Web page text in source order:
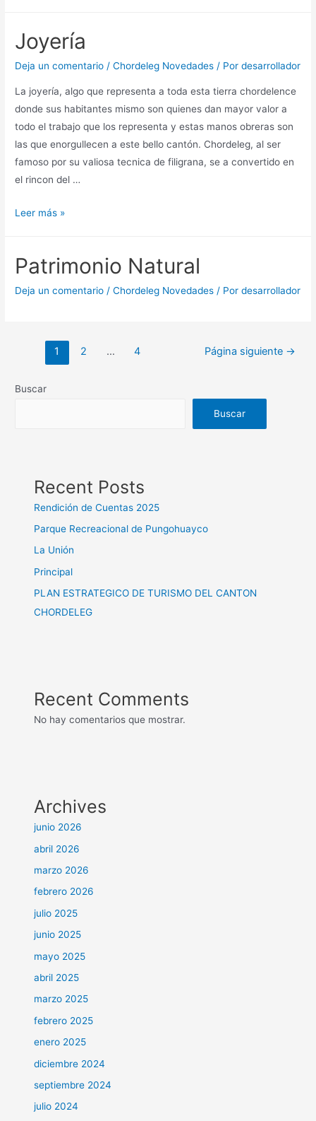
Joyería
Deja un comentario /Chordeleg Novedades / Pordesarrollador
La joyería, algo que representa a toda esta tierra chordelence
donde sus habitantes mismo son quienes dan mayor valor a
todo el trabajo que los representa y estas manos obreras son
las que enorgullecen a este bello cantón. Chordeleg, al ser
famoso por su valiosa tecnica de filigrana, se a convertido en
el rincon del …
Leer más »
Patrimonio Natural
Deja un comentario /Chordeleg Novedades / Pordesarrollador
1 2 … 4 Página siguiente →
Buscar
Buscar
Recent Posts
Rendición de Cuentas 2025
Parque Recreacional de Pungohuayco
La Unión
Principal
PLAN ESTRATEGICO DE TURISMO DEL CANTON
CHORDELEG
Recent Comments
No hay comentarios que mostrar.
Archives
junio 2026
abril 2026
marzo 2026
febrero 2026
julio 2025
junio 2025
mayo 2025
abril 2025
marzo 2025
febrero 2025
enero 2025
diciembre 2024
septiembre 2024
julio 2024